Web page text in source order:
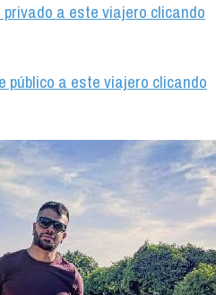
a este viajero clicando
público a este viajero clicando